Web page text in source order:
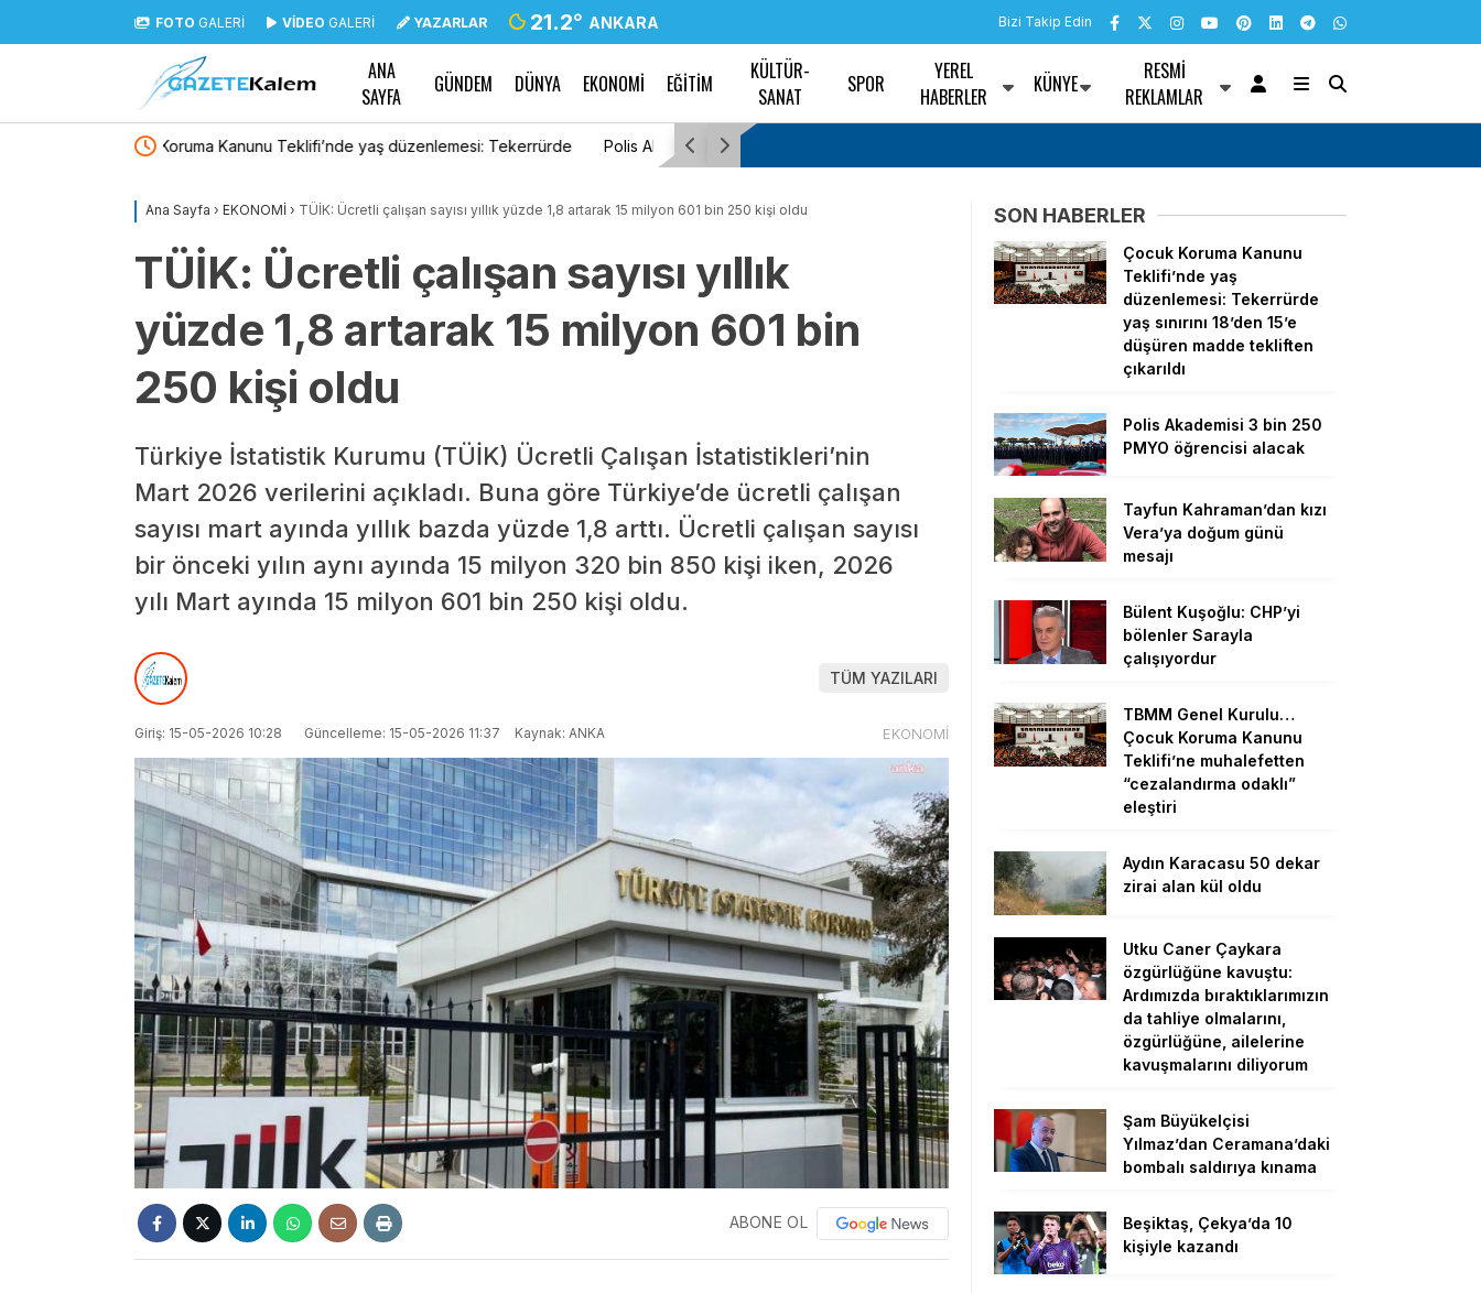
FOTO GALERİ VİDEO GALERİ YAZARLAR 21.2° ANKARA Bizi Takip Edin
ANA
SAYFA
GÜNDEM DÜNYA EKONOMİ EĞİTİM
KÜLTÜR-
SANAT
SPOR
YEREL
HABERLER
KÜNYE
RESMI
REKLAMLAR
Tekerrürde Polis Akademisi 3 bin 250 PMYO öğrencisi alacak Tayfun Kahraman’dan kızı Vera’ya doğum günü mesajı
Ana Sayfa › EKONOMİ › TÜİK: Ücretli çalışan sayısı yıllık yüzde 1,8 artarak 15 milyon 601 bin 250 kişi oldu
TÜİK: Ücretli çalışan sayısı yıllık
yüzde 1,8 artarak 15 milyon 601 bin
250 kişi oldu
Türkiye İstatistik Kurumu (TÜİK) Ücretli Çalışan İstatistikleri’nin
Mart 2026 verilerini açıkladı. Buna göre Türkiye’de ücretli çalışan
sayısı mart ayında yıllık bazda yüzde 1,8 arttı. Ücretli çalışan sayısı
bir önceki yılın aynı ayında 15 milyon 320 bin 850 kişi iken, 2026
yılı Mart ayında 15 milyon 601 bin 250 kişi oldu.
TÜM YAZILARI
Giriş: 15-05-2026 10:28 Güncelleme: 15-05-2026 11:37 Kaynak: ANKA EKONOMİ
ABONE OL
SON HABERLER
Çocuk Koruma Kanunu
Teklifi’nde yaş
düzenlemesi: Tekerrürde
yaş sınırını 18’den 15’e
düşüren madde tekliften
çıkarıldı
Polis Akademisi 3 bin 250
PMYO öğrencisi alacak
Tayfun Kahraman’dan kızı
Vera’ya doğum günü
mesajı
Bülent Kuşoğlu: CHP’yi
bölenler Sarayla
çalışıyordur
TBMM Genel Kurulu…
Çocuk Koruma Kanunu
Teklifi’ne muhalefetten
“cezalandırma odaklı”
eleştiri
Aydın Karacasu 50 dekar
zirai alan kül oldu
Utku Caner Çaykara
özgürlüğüne kavuştu:
Ardımızda bıraktıklarımızın
da tahliye olmalarını,
özgürlüğüne, ailelerine
kavuşmalarını diliyorum
Şam Büyükelçisi
Yılmaz’dan Ceramana’daki
bombalı saldırıya kınama
Beşiktaş, Çekya’da 10
kişiyle kazandı